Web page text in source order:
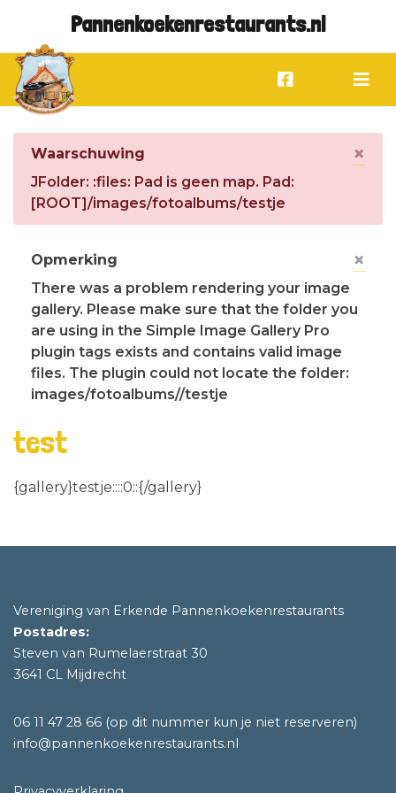
Pannenkoekenrestaurants.nl
×
Waarschuwing
JFolder: :files: Pad is geen map. Pad:
[ROOT]/images/fotoalbums/testje
×
Opmerking
There was a problem rendering your image
gallery. Please make sure that the folder you
are using in the Simple Image Gallery Pro
plugin tags exists and contains valid image
files. The plugin could not locate the folder:
images/fotoalbums//testje
test
{gallery}testje::::0::{/gallery}
Vereniging van Erkende Pannenkoekenrestaurants
Postadres:
Steven van Rumelaerstraat 30
3641 CL Mijdrecht
06 11 47 28 66 (op dit nummer kun je niet reserveren)
info@pannenkoekenrestaurants.nl